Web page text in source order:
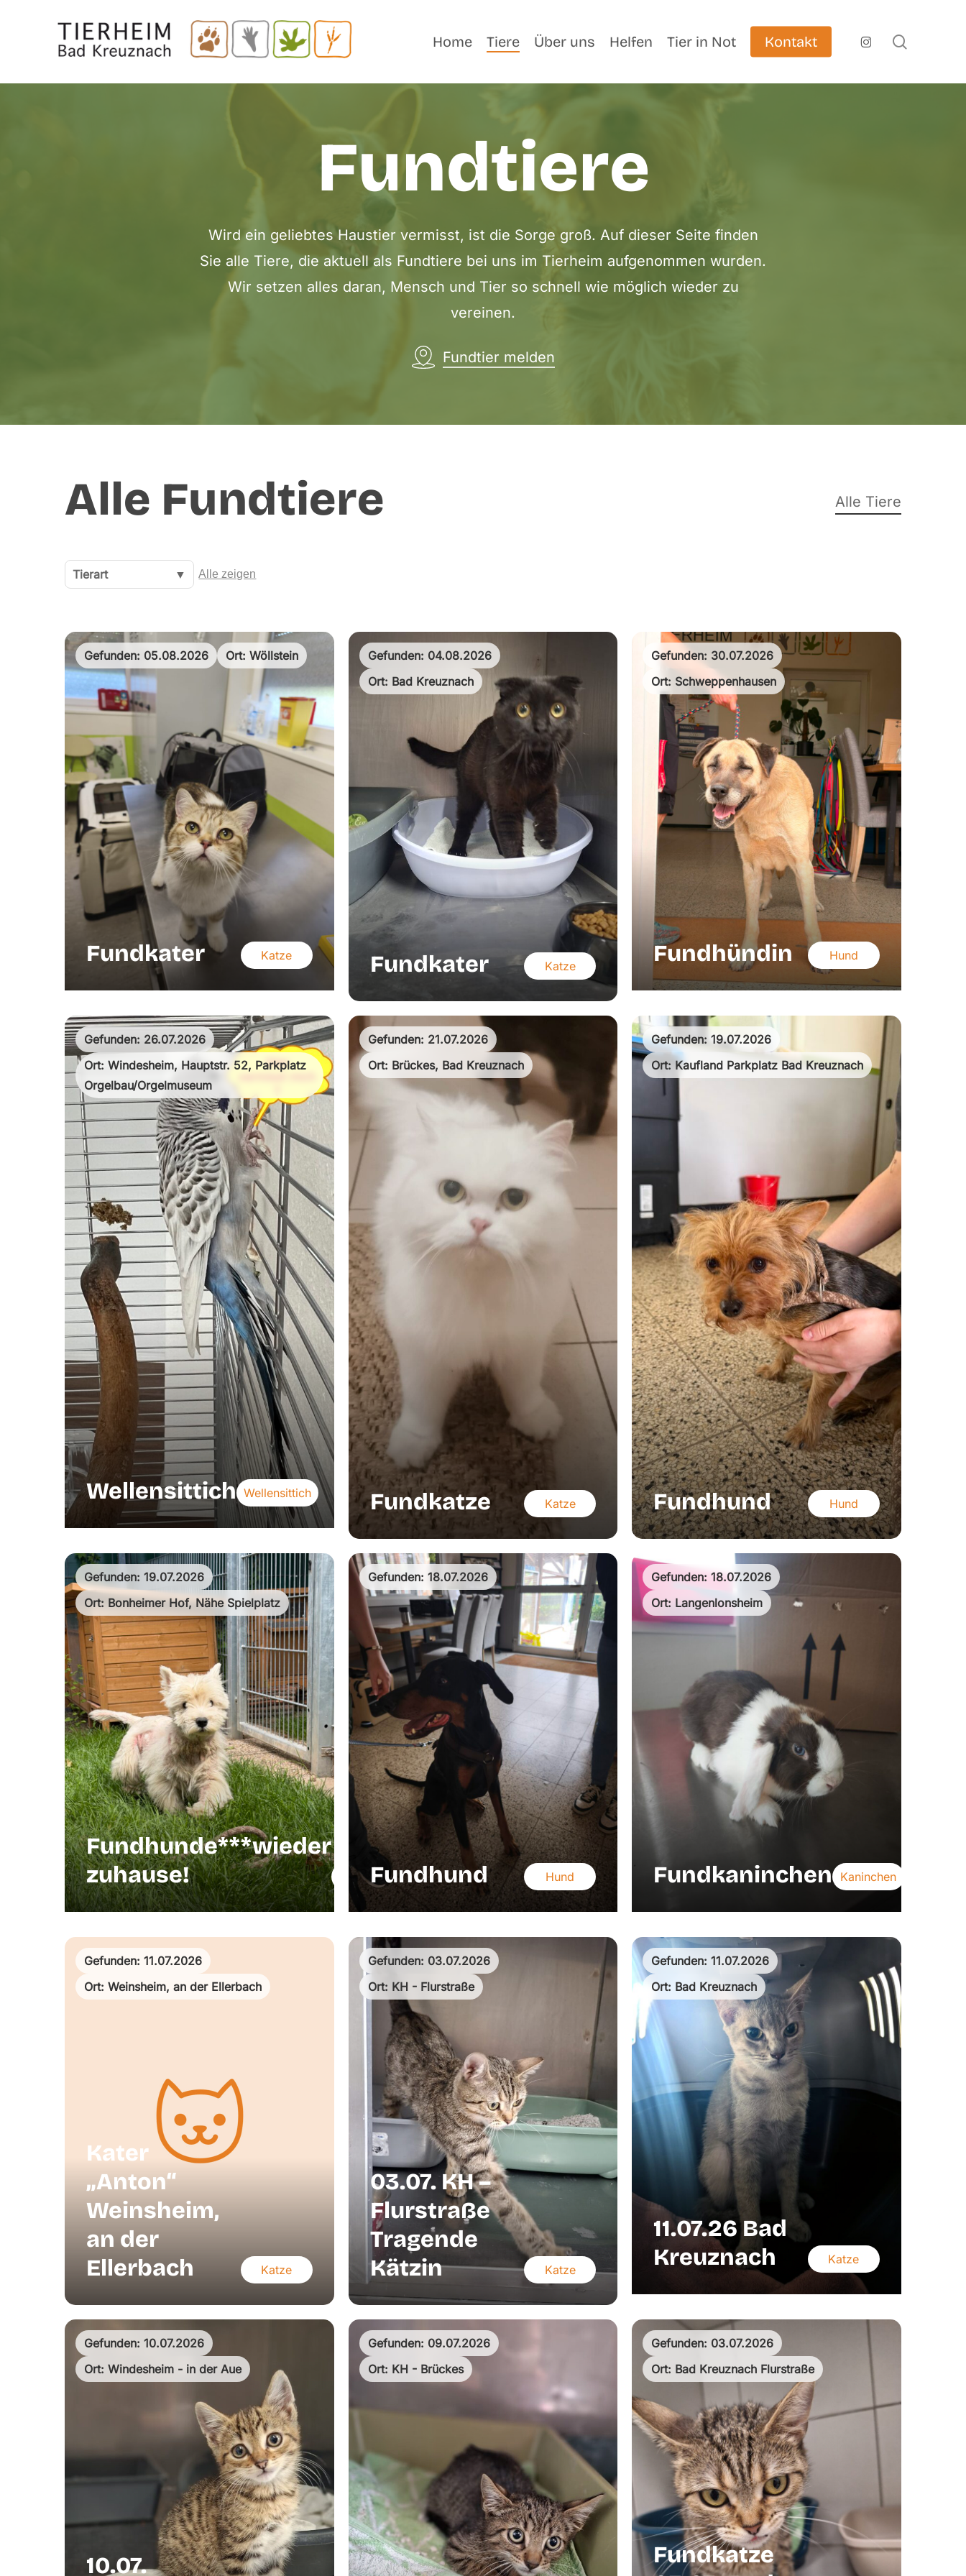
Home Tiere Über uns Helfen Tier in Not Kontakt instagram
Fundtiere
Wird ein geliebtes Haustier vermisst, ist die Sorge groß. Auf dieser Seite finden
Sie alle Tiere, die aktuell als Fundtiere bei uns im Tierheim aufgenommen wurden.
Wir setzen alles daran, Mensch und Tier so schnell wie möglich wieder zu
vereinen.
Fundtier melden
Alle Fundtiere Alle Tiere
Tierart ▼ Alle zeigen
Gefunden: 05.08.2026 Ort: Wöllstein
Fundkater Katze
Gefunden: 04.08.2026
Ort: Bad Kreuznach
Fundkater Katze
Gefunden: 30.07.2026
Ort: Schweppenhausen
Fundhündin Hund
Gefunden: 26.07.2026
Ort: Windesheim, Hauptstr. 52, Parkplatz
Orgelbau/Orgelmuseum
Wellensittich Wellensittich
Gefunden: 21.07.2026
Ort: Brückes, Bad Kreuznach
Fundkatze Katze
Gefunden: 19.07.2026
Ort: Kaufland Parkplatz Bad Kreuznach
Fundhund Hund
Gefunden: 19.07.2026
Ort: Bonheimer Hof, Nähe Spielplatz
Fundhunde***wieder
zuhause!
Hund
Gefunden: 18.07.2026
Fundhund Hund
Gefunden: 18.07.2026
Ort: Langenlonsheim
Fundkaninchen Kaninchen
Gefunden: 11.07.2026
Ort: Weinsheim, an der Ellerbach
Kater
„Anton“
Weinsheim,
an der
Ellerbach
Katze
Gefunden: 03.07.2026
Ort: KH - Flurstraße
03.07. KH –
Flurstraße
Tragende
Kätzin
Katze
Gefunden: 11.07.2026
Ort: Bad Kreuznach
11.07.26 Bad
Kreuznach
Katze
Gefunden: 10.07.2026
Ort: Windesheim - in der Aue
10.07.
Gefunden: 09.07.2026
Ort: KH - Brückes
Gefunden: 03.07.2026
Ort: Bad Kreuznach Flurstraße
Fundkatze